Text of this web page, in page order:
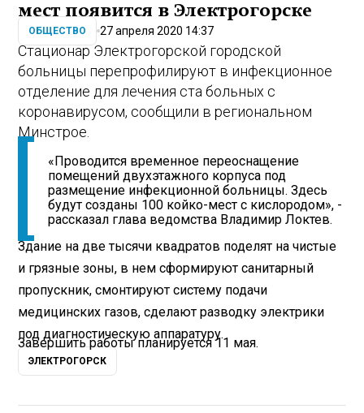
мест появится в Электрогорске
ОБЩЕСТВО 27 апреля 2020 14:37
Стационар Электрогорской городской
больницы перепрофилируют в инфекционное
отделение для лечения ста больных с
коронавирусом, сообщили в региональном
Минстрое.
«Проводится временное переоснащение
помещений двухэтажного корпуса под
размещение инфекционной больницы. Здесь
будут созданы 100 койко-мест с кислородом», -
рассказал глава ведомства Владимир Локтев.
Здание на две тысячи квадратов поделят на чистые
и грязные зоны, в нем сформируют санитарный
пропускник, смонтируют систему подачи
медицинских газов, сделают разводку электрики
под диагностическую аппаратуру.
Завершить работы планируется 11 мая.
ЭЛЕКТРОГОРСК